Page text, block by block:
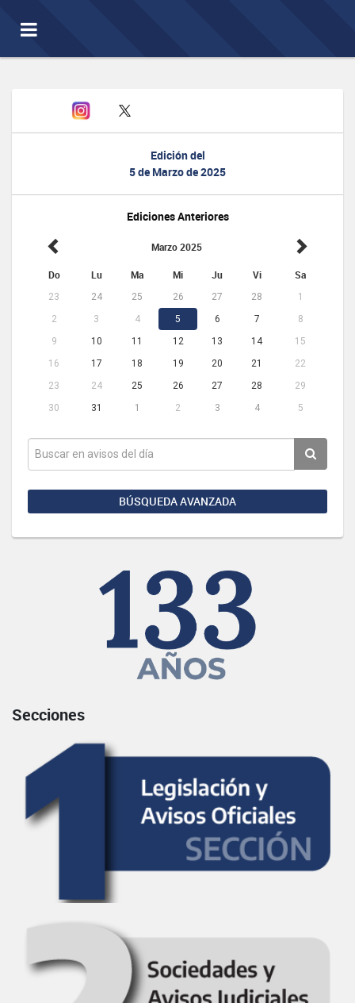
Toggle
navigation
Edición del
5 de Marzo de 2025
Ediciones Anteriores
Marzo 2025
Do Lu Ma Mi Ju Vi Sa
23 24 25 26 27 28
1
2
3 4 5 6 7
8
9
10 11 12 13 14
15
16
17 18 19 20 21
22
23
24 25 26 27 28
29
30
31 1 2 3 4 5
BÚSQUEDA AVANZADA
Secciones